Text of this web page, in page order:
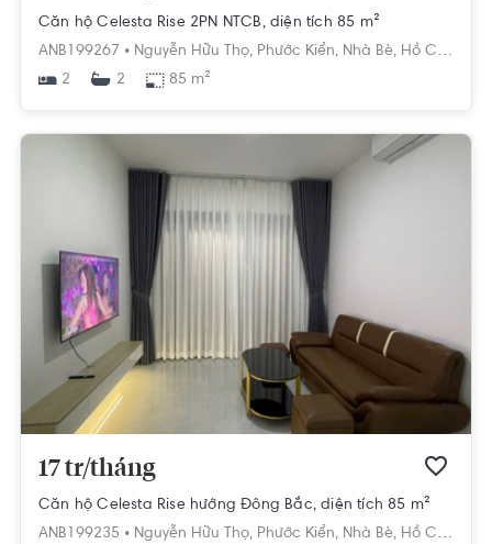
Căn hộ Celesta Rise 2PN NTCB, diện tích 85 m²
ANB199267 • Nguyễn Hữu Thọ, Phước Kiển, Nhà Bè, Hồ Chí Minh
2
2 85 m²
17 tr/tháng
Căn hộ Celesta Rise hướng Đông Bắc, diện tích 85 m²
ANB199235 • Nguyễn Hữu Thọ, Phước Kiển, Nhà Bè, Hồ Chí Minh